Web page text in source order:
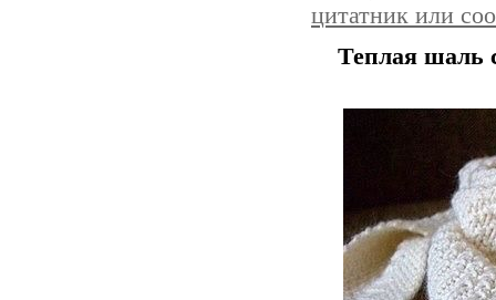
цитатник или
Теплая шаль